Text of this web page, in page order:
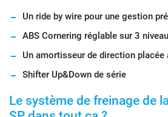
Un ride by wire pour une gestion
ABS Cornering réglable sur 3
Un amortisseur de direction placée
Shifter Up&Down de série
Le système de freinage de